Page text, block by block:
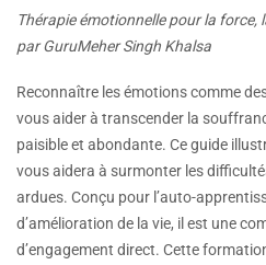
prix
initial
$ 29.95.
prix
actuel
$ 20.96.
Thérapie émotionnelle pour la force,
par GuruMeher Singh Khalsa
Reconnaître les émotions comme
vous aider à transcender la
paisible et abondante. Ce guide
vous aidera à surmonter les
ardues. Conçu pour l’auto-
d’amélioration de la vie, il est une
d’engagement direct. Cette